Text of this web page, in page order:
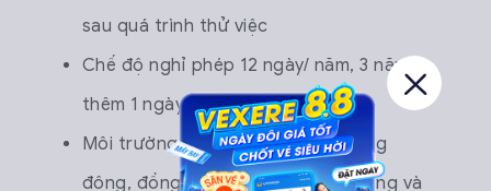
sau quá trình thử việc
Chế độ nghỉ phép 12 ngày/ năm, 3 năm
thêm 1 ngày phép
Môi trường làm việc trẻ trung, năng
động, đồng đội thân thiện, hoà đồng và